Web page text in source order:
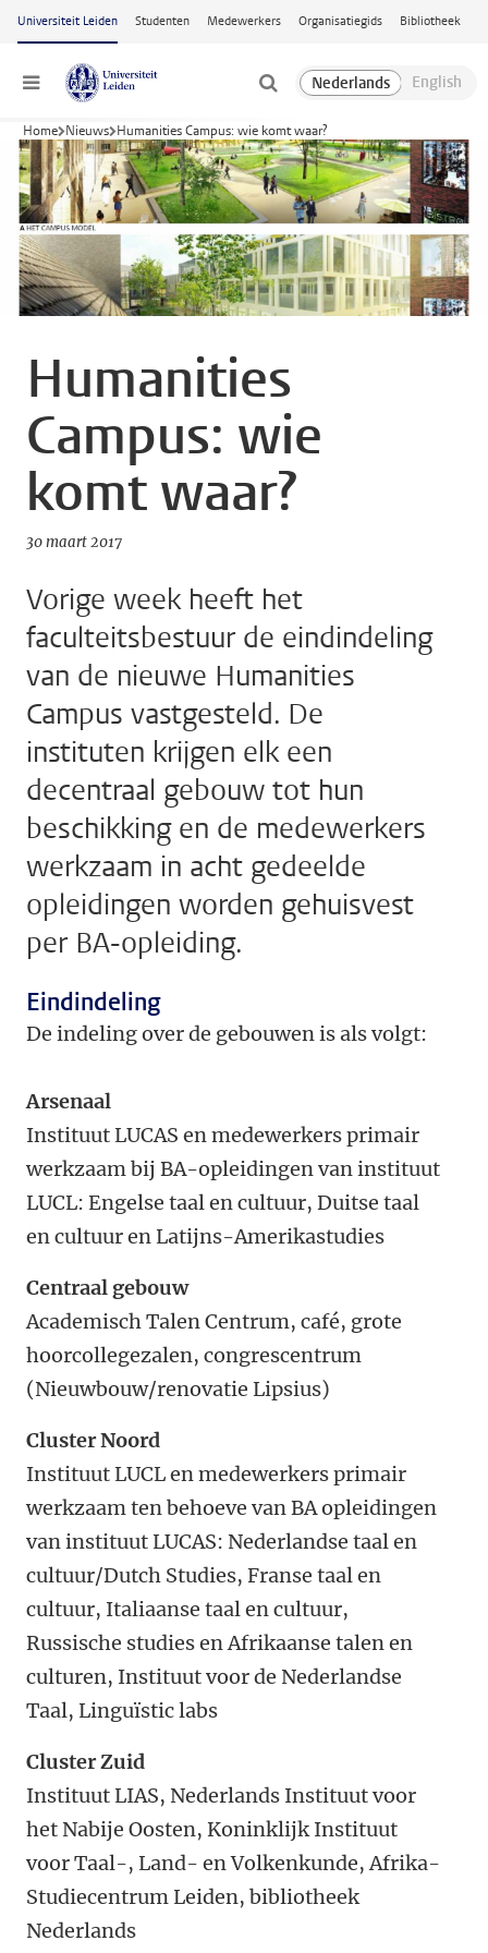
Ga naar hoofdinhoud
Universiteit Leiden Studenten Medewerkers Organisatiegids Bibliotheek
Menu
Home Nieuws Humanities Campus: wie komt waar?
Humanities
Campus: wie
komt waar?
30 maart 2017
Vorige week heeft het
faculteitsbestuur de eindindeling
van de nieuwe Humanities
Campus vastgesteld. De
instituten krijgen elk een
decentraal gebouw tot hun
beschikking en de medewerkers
werkzaam in acht gedeelde
opleidingen worden gehuisvest
per BA-opleiding.
Eindindeling
De indeling over de gebouwen is als volgt:
Arsenaal
Instituut LUCAS en medewerkers primair
werkzaam bij BA-opleidingen van instituut
LUCL: Engelse taal en cultuur, Duitse taal
en cultuur en Latijns-Amerikastudies
Centraal gebouw
Academisch Talen Centrum, café, grote
hoorcollegezalen, congrescentrum
(Nieuwbouw/renovatie Lipsius)
Cluster Noord
Instituut LUCL en medewerkers primair
werkzaam ten behoeve van BA opleidingen
van instituut LUCAS: Nederlandse taal en
cultuur/Dutch Studies, Franse taal en
cultuur, Italiaanse taal en cultuur,
Russische studies en Afrikaanse talen en
culturen, Instituut voor de Nederlandse
Taal, Linguïstic labs
Cluster Zuid
Instituut LIAS, Nederlands Instituut voor
het Nabije Oosten, Koninklijk Instituut
voor Taal-, Land- en Volkenkunde, Afrika-
Studiecentrum Leiden, bibliotheek
Nederlands